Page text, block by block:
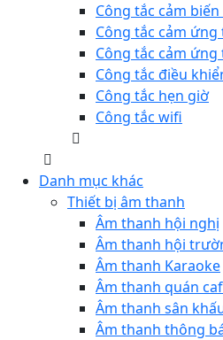
Công tắc cảm
Công tắc cảm
Công tắc cảm ứng
Công tắc điều
Công tắc hẹn giờ
Công tắc wifi
Danh mục khác
Thiết bị âm thanh
Âm thanh hội nghị
Âm thanh hội
Âm thanh Karaoke
Âm thanh quán
Âm thanh sân
Âm thanh thông